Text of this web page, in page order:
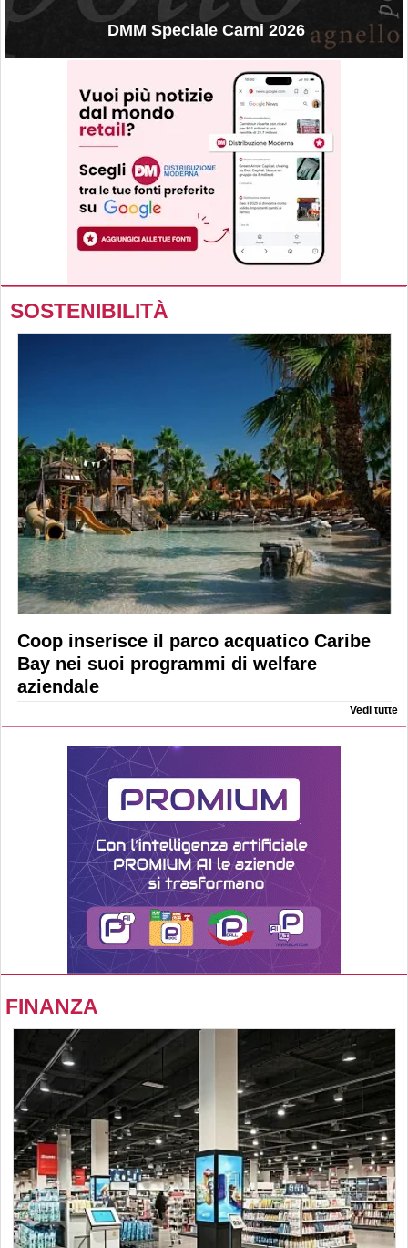
DMM Speciale Carni 2026
SOSTENIBILITÀ
Coop inserisce il parco acquatico Caribe
Bay nei suoi programmi di welfare
aziendale
Vedi tutte
FINANZA